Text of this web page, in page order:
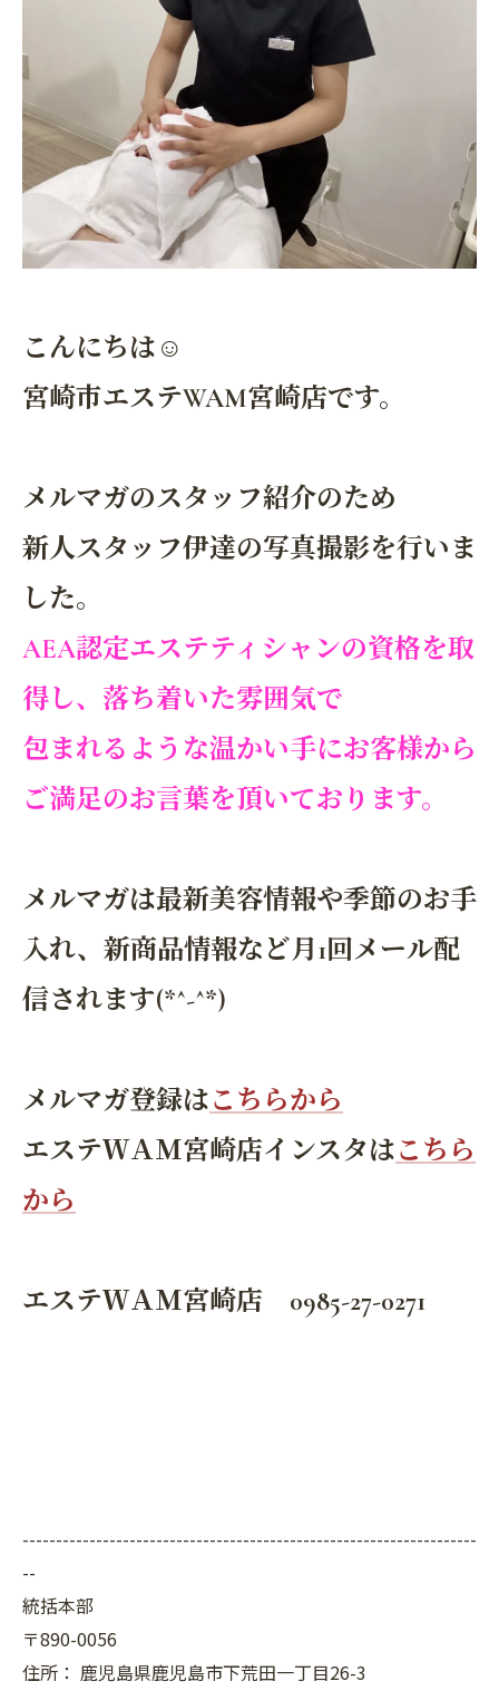
こんにちは☺
宮崎市エステWAM宮崎店です。
メルマガのスタッフ紹介のため
新人スタッフ伊達の写真撮影を行いま
した。
AEA認定エステティシャンの資格を取
得し、落ち着いた雰囲気で
包まれるような温かい手にお客様から
ご満足のお言葉を頂いております。
メルマガは最新美容情報や季節のお手
入れ、新商品情報など月1回メール配
信されます(*^-^*)
メルマガ登録はこちらから
エステＷＡＭ宮崎店インスタはこちら
から
エステＷＡＭ宮崎店 0985-27-0271
--------------------------------------------------------------------
--
統括本部
〒890-0056
住所： 鹿児島県鹿児島市下荒田一丁目26-3